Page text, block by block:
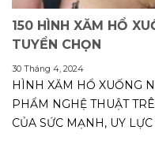
150 HÌNH XĂM HỔ
TUYỂN CHỌN
30 Tháng 4, 2024
HÌNH XĂM HỔ XUỐNG
PHẨM NGHỆ THUẬT
CỦA SỨC MẠNH, UY